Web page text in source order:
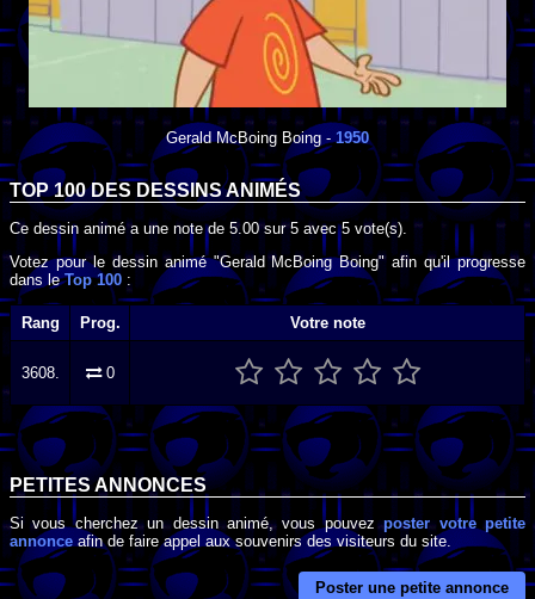
Gerald McBoing Boing - 1950
TOP 100 DES DESSINS ANIMÉS
Ce dessin animé a une note de 5.00sur5 avec5 vote(s).
Votez pour le dessin animé "Gerald McBoing Boing" afin qu'il progresse
dans leTop 100 :
Rang Prog. Votre note
3608. 0
PETITES ANNONCES
Si vous cherchez un dessin animé, vous pouvezposter votre petite
annonce afin de faire appel aux souvenirs des visiteurs du site.
Poster une petite annonce